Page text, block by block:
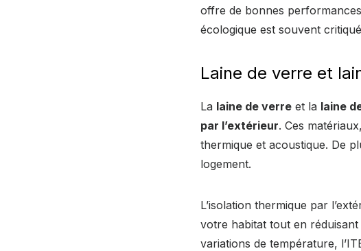
offre de bonnes
écologique est souvent
Laine de verre et
La laine de verre et la laine
par l’extérieur. Ces
thermique et acoustique. De
logement.
L’isolation thermique par
votre habitat tout en
variations de température,